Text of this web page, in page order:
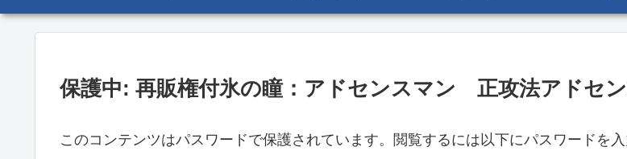
保護中: 再販権付氷の瞳：アドセンスマン 正攻法アドセ
このコンテンツはパスワードで保護されています。閲覧するには以下にパスワードを入